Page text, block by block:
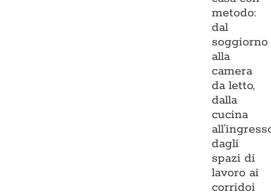
metodo:
dal
soggiorno
alla
camera
da letto,
dalla
cucina
dagli
spazi di
lavoro ai
corridoi